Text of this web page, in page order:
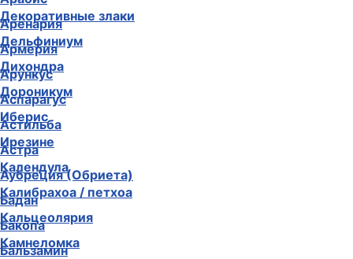
Аренария
Армерия
Арункус
Аспарагус
Астильба
Астра
Аубреция (Обриета)
Бадан
Бакопа
Бальзамин
Декоративные злаки
Дельфиниум
Дихондра
Дороникум
Иберис
Ирезине
Календула
Калибрахоа / петхоа
Кальцеолярия
Камнеломка